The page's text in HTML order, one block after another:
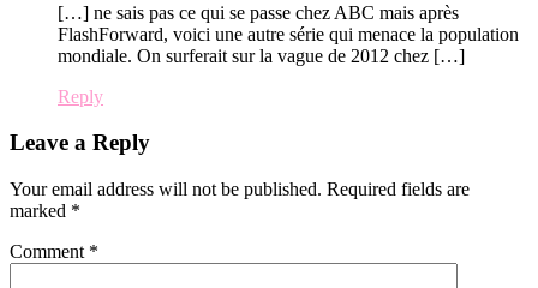
[…] ne sais pas ce qui se passe chez ABC mais après
FlashForward, voici une autre série qui menace la population
mondiale. On surferait sur la vague de 2012 chez […]
Reply
Leave a Reply
Your email address will not be published. Required fields are
marked *
Comment *